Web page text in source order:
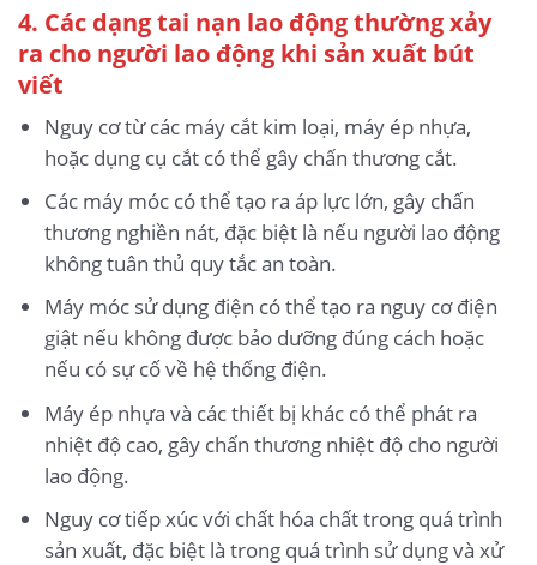
4. Các dạng tai nạn lao động thường xảy
ra cho người lao động khi sản xuất bút
viết
Nguy cơ từ các máy cắt kim loại, máy ép nhựa,
hoặc dụng cụ cắt có thể gây chấn thương cắt.
Các máy móc có thể tạo ra áp lực lớn, gây chấn
thương nghiền nát, đặc biệt là nếu người lao động
không tuân thủ quy tắc an toàn.
Máy móc sử dụng điện có thể tạo ra nguy cơ điện
giật nếu không được bảo dưỡng đúng cách hoặc
nếu có sự cố về hệ thống điện.
Máy ép nhựa và các thiết bị khác có thể phát ra
nhiệt độ cao, gây chấn thương nhiệt độ cho người
lao động.
Nguy cơ tiếp xúc với chất hóa chất trong quá trình
sản xuất, đặc biệt là trong quá trình sử dụng và xử